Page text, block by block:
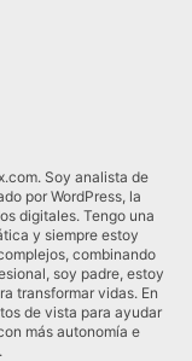
Soy analista de
por WordPress, la
digitales. Tengo una
y siempre estoy
combinando
soy padre, estoy
transformar vidas. En
de vista para ayudar
más autonomía e